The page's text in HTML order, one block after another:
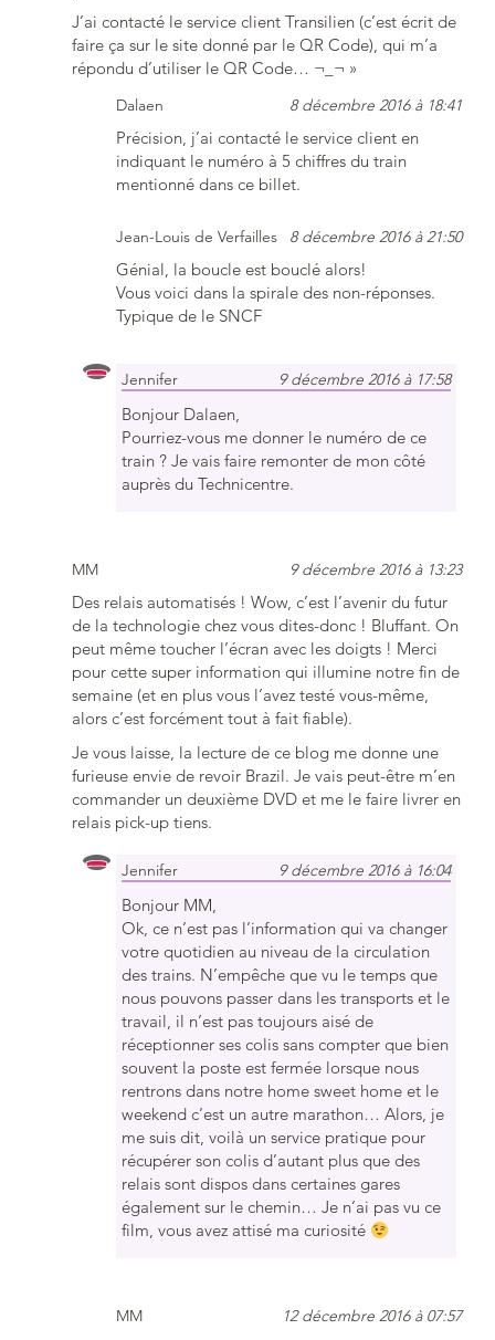
J’ai contacté le service client Transilien (c’est écrit de
faire ça sur le site donné par le QR Code), qui m’a
répondu d’utiliser le QR Code… ¬_¬ »
Dalaen 8 décembre 2016 à 18:41
Précision, j’ai contacté le service client en
indiquant le numéro à 5 chiffres du train
mentionné dans ce billet.
Jean-Louis de Verfailles 8 décembre 2016 à 21:50
Génial, la boucle est bouclé alors!
Vous voici dans la spirale des non-réponses.
Typique de le SNCF
Jennifer 9 décembre 2016 à 17:58
Bonjour Dalaen,
Pourriez-vous me donner le numéro de ce
train ? Je vais faire remonter de mon côté
auprès du Technicentre.
MM 9 décembre 2016 à 13:23
Des relais automatisés ! Wow, c’est l’avenir du futur
de la technologie chez vous dites-donc ! Bluffant. On
peut même toucher l’écran avec les doigts ! Merci
pour cette super information qui illumine notre fin de
semaine (et en plus vous l’avez testé vous-même,
alors c’est forcément tout à fait fiable).
Je vous laisse, la lecture de ce blog me donne une
furieuse envie de revoir Brazil. Je vais peut-être m’en
commander un deuxième DVD et me le faire livrer en
relais pick-up tiens.
Jennifer 9 décembre 2016 à 16:04
Bonjour MM,
Ok, ce n’est pas l’information qui va changer
votre quotidien au niveau de la circulation
des trains. N’empêche que vu le temps que
nous pouvons passer dans les transports et le
travail, il n’est pas toujours aisé de
réceptionner ses colis sans compter que bien
souvent la poste est fermée lorsque nous
rentrons dans notre home sweet home et le
weekend c’est un autre marathon… Alors, je
me suis dit, voilà un service pratique pour
récupérer son colis d’autant plus que des
relais sont dispos dans certaines gares
également sur le chemin… Je n’ai pas vu ce
film, vous avez attisé ma curiosité
MM 12 décembre 2016 à 07:57